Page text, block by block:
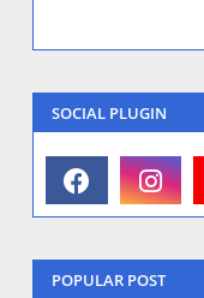
SOCIAL PLUGIN
POPULAR POST